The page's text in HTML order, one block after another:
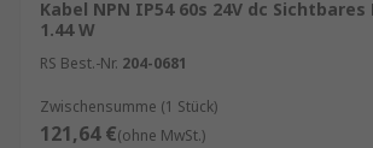
Kabel NPN IP54 60s 24V dc
1.44 W
RS Best.-Nr. 204-0681
Zwischensumme (1 Stück)
121,64 €(ohne MwSt.)